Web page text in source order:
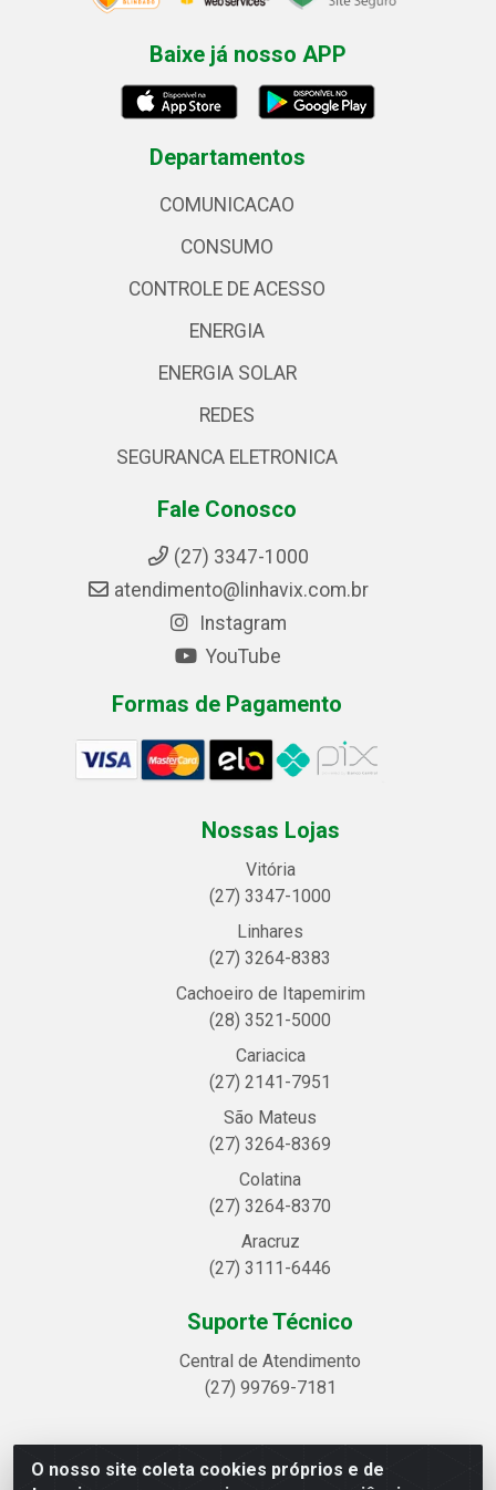
O nosso site coleta cookies próprios e de
Baixe já nosso APP
Departamentos
COMUNICACAO
CONSUMO
CONTROLE DE ACESSO
ENERGIA
ENERGIA SOLAR
REDES
SEGURANCA ELETRONICA
Fale Conosco
(27) 3347-1000
atendimento@linhavix.com.br
Instagram
YouTube
Formas de Pagamento
Nossas Lojas
Vitória
(27) 3347-1000
Linhares
(27) 3264-8383
Cachoeiro de Itapemirim
(28) 3521-5000
Cariacica
(27) 2141-7951
São Mateus
(27) 3264-8369
Colatina
(27) 3264-8370
Aracruz
(27) 3111-6446
Suporte Técnico
Central de Atendimento
(27) 99769-7181
Linhavix Distribuidora LTDA - Avenida Alegre, 2521 -